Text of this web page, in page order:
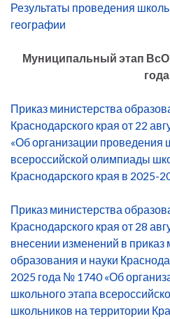
Результаты проведения
географии
Муниципальный этап
года
Приказ министерства
Краснодарского края от 22
«Об организации проведения
всероссийской олимпиады
Краснодарского края в 2025-
Приказ министерства
Краснодарского края от 28
внесении изменений в приказ
образования и науки
2025 года № 1740 «Об
школьного этапа
школьников на территории